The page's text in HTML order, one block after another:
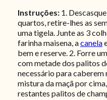
Instruções: 1.
quartos, retire-lhes as
uma tigela. Junte as 3
farinha maisena, acanela
bem e reserve. 2. Forre
com metade dos palitos
necessário para caberem
mistura da maçã por
restantes palitos de